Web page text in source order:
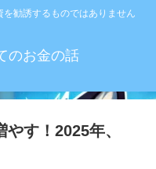
勧誘するものではありません
のお金の話
す！2025年、